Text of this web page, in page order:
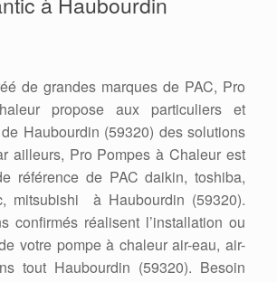
de grandes marques de PAC, Pro
propose aux particuliers et
Haubourdin (59320) des solutions
ailleurs, Pro Pompes à Chaleur est
référence de PAC daikin, toshiba,
mitsubishi à Haubourdin (59320).
confirmés réalisent l’installation ou
votre pompe à chaleur air-eau, air-
tout Haubourdin (59320). Besoin